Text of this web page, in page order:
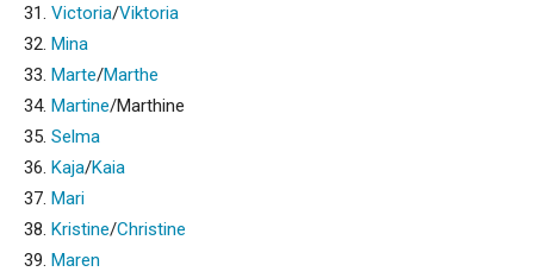
31. Victoria/Viktoria
32. Mina
33. Marte/Marthe
34. Martine/Marthine
35. Selma
36. Kaja/Kaia
37. Mari
38. Kristine/Christine
39. Maren